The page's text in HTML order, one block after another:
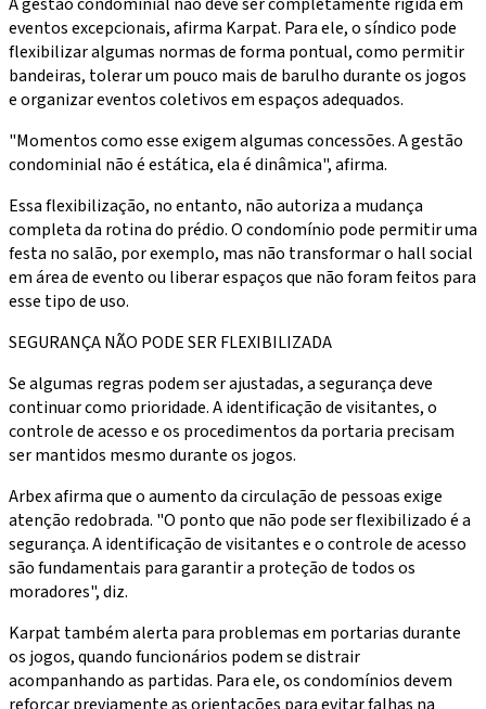
eventos excepcionais, afirma Karpat. Para ele, o síndico pode
flexibilizar algumas normas de forma pontual, como permitir
bandeiras, tolerar um pouco mais de barulho durante os jogos
e organizar eventos coletivos em espaços adequados.
"Momentos como esse exigem algumas concessões. A gestão
condominial não é estática, ela é dinâmica", afirma.
Essa flexibilização, no entanto, não autoriza a mudança
completa da rotina do prédio. O condomínio pode permitir uma
festa no salão, por exemplo, mas não transformar o hall social
em área de evento ou liberar espaços que não foram feitos para
esse tipo de uso.
SEGURANÇA NÃO PODE SER FLEXIBILIZADA
Se algumas regras podem ser ajustadas, a segurança deve
continuar como prioridade. A identificação de visitantes, o
controle de acesso e os procedimentos da portaria precisam
ser mantidos mesmo durante os jogos.
Arbex afirma que o aumento da circulação de pessoas exige
atenção redobrada. "O ponto que não pode ser flexibilizado é a
segurança. A identificação de visitantes e o controle de acesso
são fundamentais para garantir a proteção de todos os
moradores", diz.
Karpat também alerta para problemas em portarias durante
os jogos, quando funcionários podem se distrair
acompanhando as partidas. Para ele, os condomínios devem